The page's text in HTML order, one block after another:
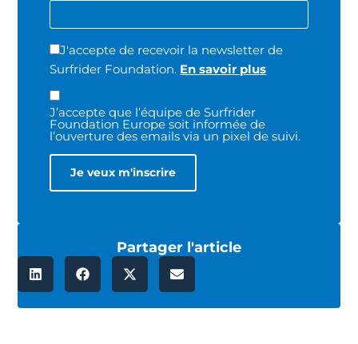
J'accepte de recevoir la newsletter de
Surfrider Foundation. En savoir plus
J’accepte que l’équipe de Surfrider
Foundation Europe soit informée de
l’ouverture des emails via un pixel de suivi.
Partager l'article